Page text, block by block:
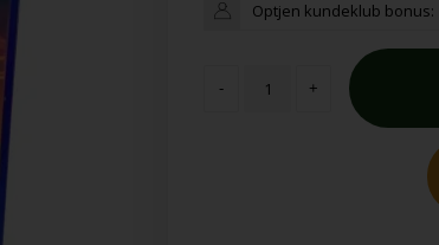
Optjen kundeklub bonus:
- +